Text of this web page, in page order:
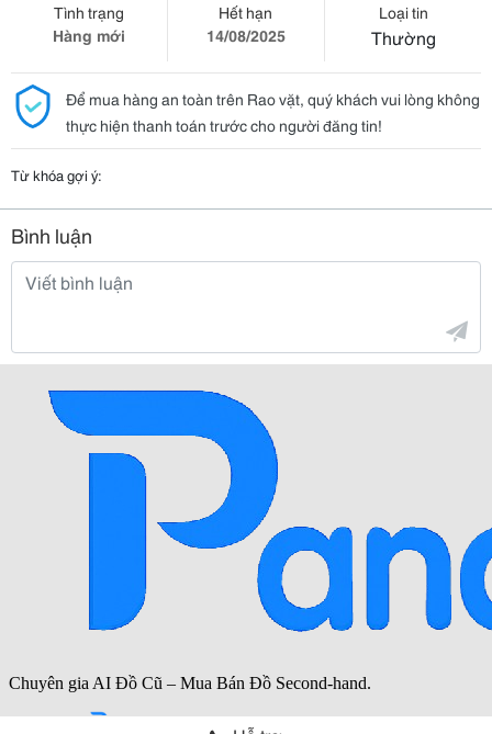
Tình trạng
Hàng mới
Hết hạn
14/08/2025
Loại tin
Thường
Để mua hàng an toàn trên Rao vặt, quý khách vui lòng không
thực hiện thanh toán trước cho người đăng tin!
Từ khóa gợi ý:
Bình luận